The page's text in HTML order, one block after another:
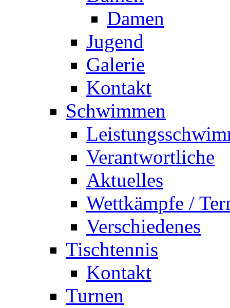
Damen
Jugend
Galerie
Kontakt
Schwimmen
Verantwortliche
Aktuelles
Wettkämpfe /
Verschiedenes
Tischtennis
Kontakt
Turnen